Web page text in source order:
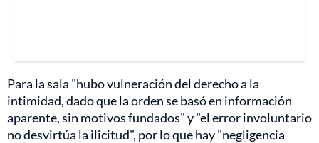
Para la sala "hubo vulneración del derecho a la
intimidad, dado que la orden se basó en información
aparente, sin motivos fundados" y "el error involuntario
no desvirtúa la ilicitud", por lo que hay "negligencia